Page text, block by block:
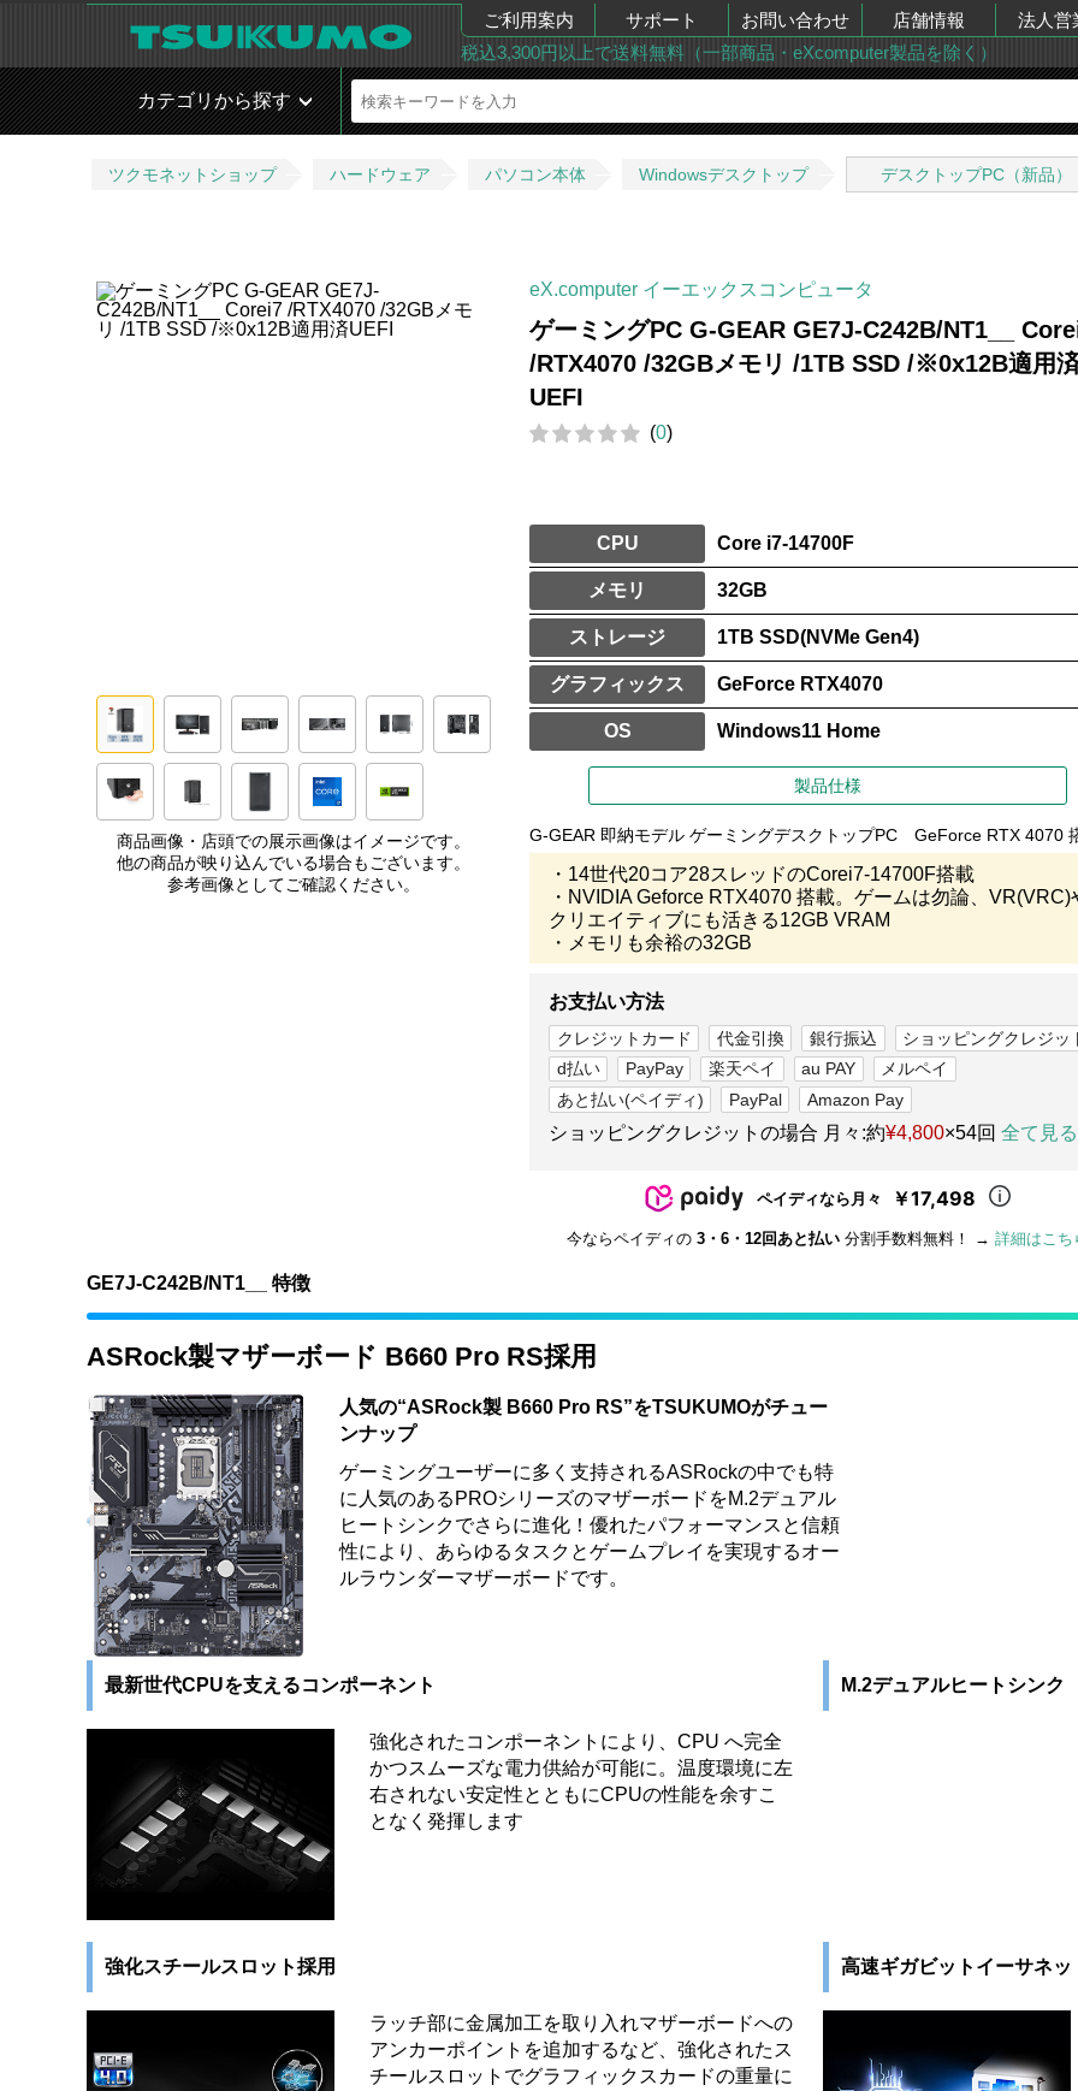
ご利用案内 サポート お問い合わせ 店舗情報
法人営
税込3,300円以上で送料無料（一部商品・eXcomputer製品を除く）
カテゴリから探す
ツクモネットショップ ハードウェア パソコン本体 Windowsデスクトップ デスクトップPC（新品）
商品画像・店頭での展示画像はイメージです。
他の商品が映り込んでいる場合もございます。
参考画像としてご確認ください。
eX.computer イーエックスコンピュータ
ゲーミングPC G-GEAR GE7J-C242B/NT1__
/RTX4070 /32GBメモリ /1TB SSD /※0x12B適用
UEFI
(0)
CPU Core i7-14700F
メモリ 32GB
ストレージ 1TB SSD(NVMe Gen4)
グラフィックス GeForce RTX4070
OS Windows11 Home
製品仕様
G-GEAR 即納モデル ゲーミングデスクトップPC GeForce RTX 4070
・14世代20コア28スレッドのCorei7-14700F搭載
・NVIDIA Geforce RTX4070 搭載。ゲームは勿論、VR(VRC)
クリエイティブにも活きる12GB VRAM
・メモリも余裕の32GB
お支払い方法
クレジットカード 代金引換 銀行振込
ショッピングクレジッ
d払い
PayPay 楽天ペイ au PAY
メルペイ
あと払い(ペイディ)
PayPal Amazon Pay
ショッピングクレジットの場合 月々:約¥4,800×54回 全て見る
ペイディなら月々 ￥17,498
今ならペイディの 3・6・12回あと払い 分割手数料無料！ → 詳細はこち
GE7J-C242B/NT1__ 特徴
ASRock製マザーボード B660 Pro RS採用
人気の“ASRock製 B660 Pro RS”をTSUKUMOがチュー
ンナップ
ゲーミングユーザーに多く支持されるASRockの中でも特
に人気のあるPROシリーズのマザーボードをM.2デュアル
ヒートシンクでさらに進化！優れたパフォーマンスと信頼
性により、あらゆるタスクとゲームプレイを実現するオー
ルラウンダーマザーボードです。
最新世代CPUを支えるコンポーネント
強化されたコンポーネントにより、CPU へ完全
かつスムーズな電力供給が可能に。温度環境に左
右されない安定性とともにCPUの性能を余すこ
となく発揮します
M.2デュアルヒートシンク
強化スチールスロット採用
ラッチ部に金属加工を取り入れマザーボードへの
アンカーポイントを追加するなど、強化されたス
チールスロットでグラフィックスカードの重量に
高速ギガビットイーサネ